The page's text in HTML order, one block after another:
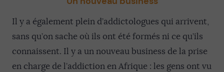
Il y a également plein d’addictologues qui arrivent,
sans qu’on sache où ils ont été formés ni ce qu’ils
connaissent. Il y a un nouveau business de la prise
en charge de l’addiction en Afrique : les gens ont vu